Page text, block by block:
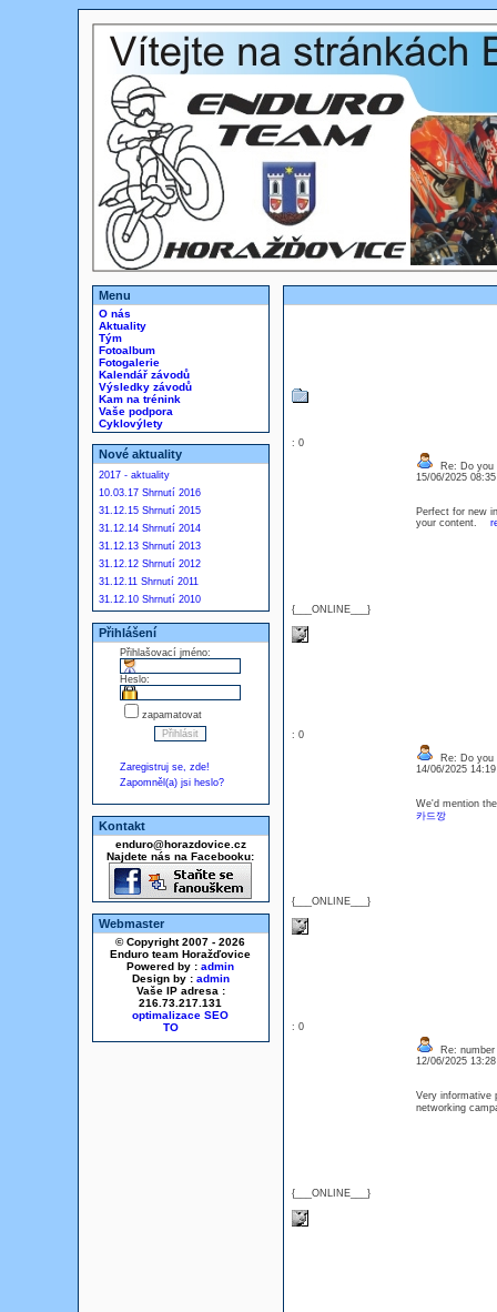
Menu
O nás
Aktuality
Tým
Fotoalbum
Fotogalerie
Kalendář závodů
Výsledky závodů
Kam na trénink
Vaše podpora
Cyklovýlety
Nové aktuality
2017 - aktuality
10.03.17 Shrnutí 2016
31.12.15 Shrnutí 2015
31.12.14 Shrnutí 2014
31.12.13 Shrnutí 2013
31.12.12 Shrnutí 2012
31.12.11 Shrnutí 2011
31.12.10 Shrnutí 2010
Přihlášení
Přihlašovací jméno:
Heslo:
zapamatovat
Zaregistruj se, zde!
Zapomněl(a) jsi heslo?
Kontakt
enduro@horazdovice.cz
Najdete nás na Facebooku:
Webmaster
© Copyright 2007 - 2026
Enduro team Horažďovice
Powered by : admin
Design by : admin
Vaše IP adresa :
216.73.217.131
optimalizace SEO
: 0
{___ONLINE___}
Re: Do you
15/06/2025
Perfect for new
your content.
: 0
{___ONLINE___}
Re: Do you
14/06/2025
We'd mention
카드깡
: 0
{___ONLINE___}
Re: number
12/06/2025
Very informative
networking